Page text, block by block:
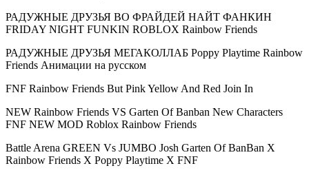
РАДУЖНЫЕ ДРУЗЬЯ ВО ФРАЙДЕЙ НАЙТ ФАНКИН
FRIDAY NIGHT FUNKIN ROBLOX Rainbow Friends
РАДУЖНЫЕ ДРУЗЬЯ МЕГАКОЛЛАБ Poppy Playtime Rainbow
Friends Анимации на русском
FNF Rainbow Friends But Pink Yellow And Red Join In
NEW Rainbow Friends VS Garten Of Banban New Characters
FNF NEW MOD Roblox Rainbow Friends
Battle Arena GREEN Vs JUMBO Josh Garten Of BanBan X
Rainbow Friends X Poppy Playtime X FNF